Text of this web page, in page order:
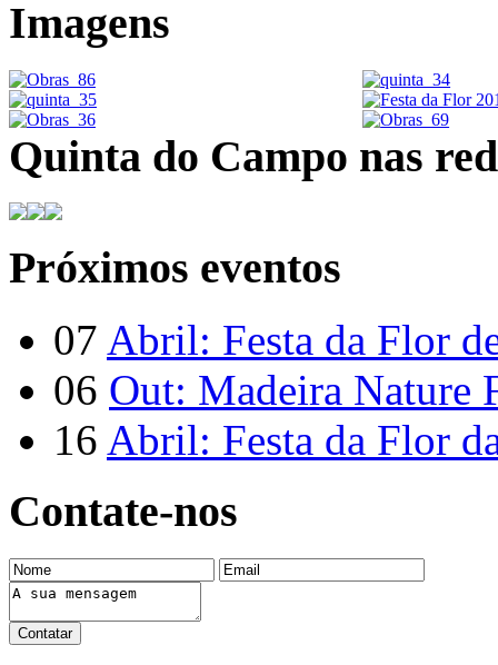
Imagens
Quinta do Campo nas
Próximos eventos
07 Abril: Festa da Flor
06 Out: Madeira Nature
16 Abril: Festa da Flor
Contate-nos